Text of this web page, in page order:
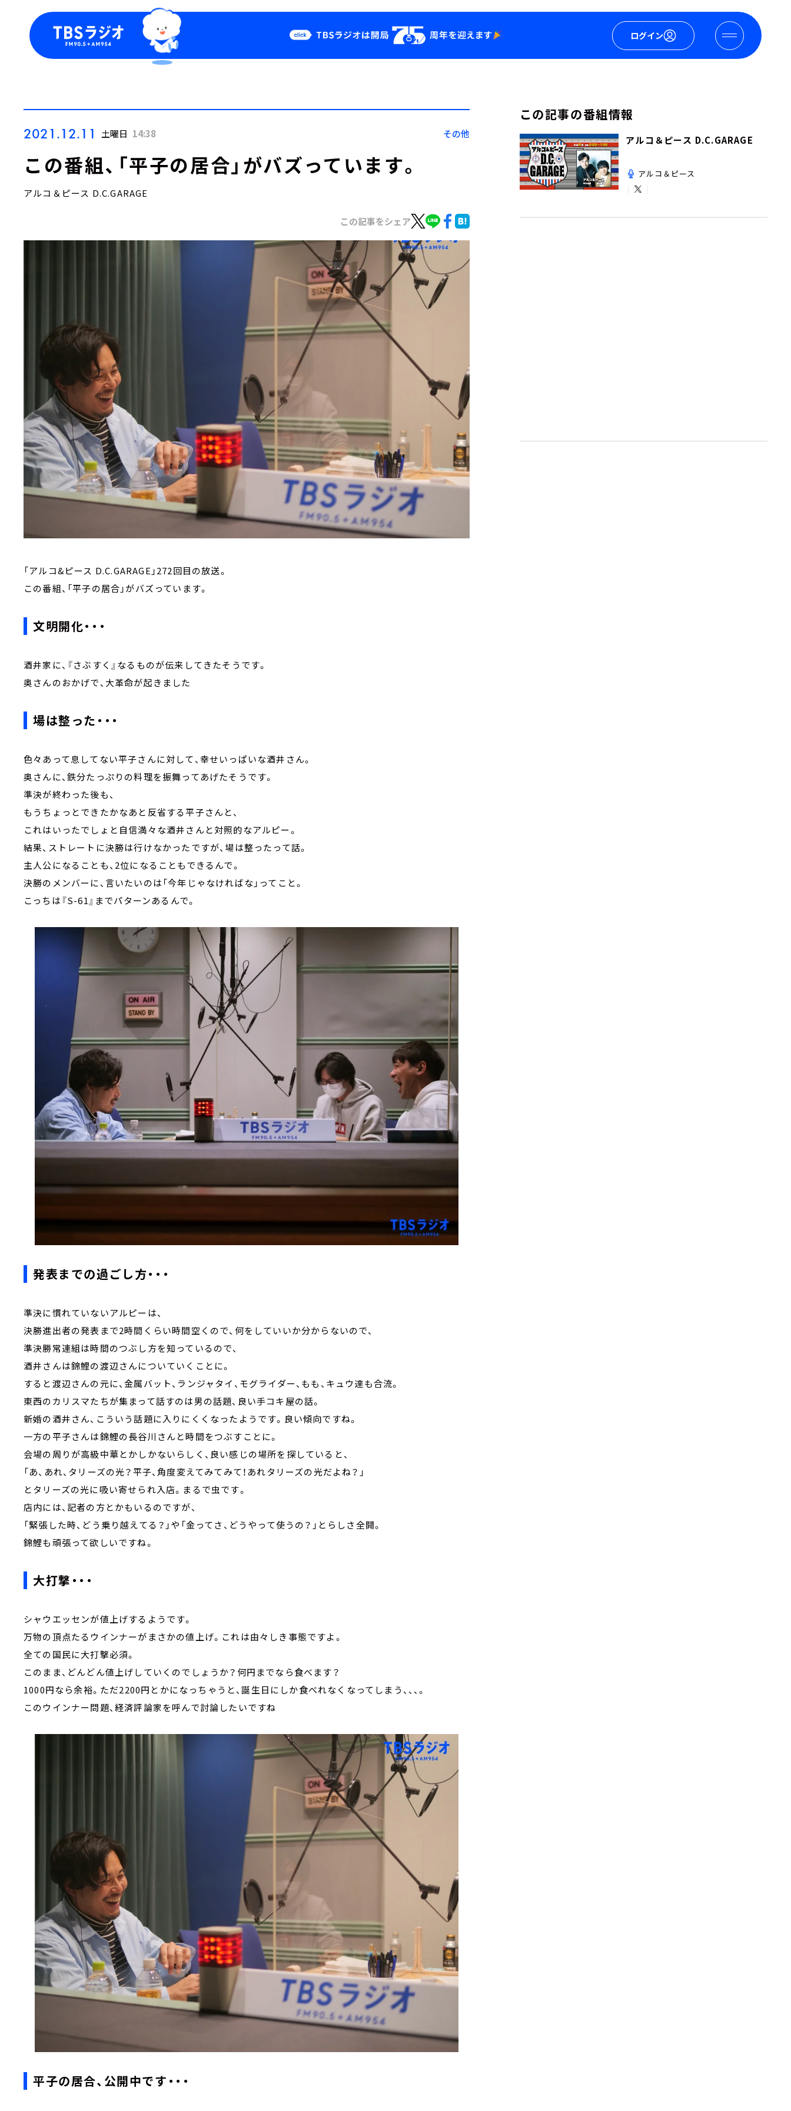
ログイン
Podcast
YouTube
2021.12.11 土曜日 14:38 その他
この番組、「平子の居合」がバズっています。
アルコ＆ピース D.C.GARAGE
この記事をシェア
「アルコ&ピース D.C.GARAGE」272回目の放送。
この番組、「平子の居合」がバズっています。
文明開化・・・
酒井家に、『さぶすく』なるものが伝来してきたそうです。
奥さんのおかげで、大革命が起きました
場は整った・・・
色々あって息してない平子さんに対して、幸せいっぱいな酒井さん。
奥さんに、鉄分たっぷりの料理を振舞ってあげたそうです。
準決が終わった後も、
もうちょっとできたかなあと反省する平子さんと、
これはいったでしょと自信満々な酒井さんと対照的なアルピー。
結果、ストレートに決勝は行けなかったですが、場は整ったって話。
主人公になることも、2位になることもできるんで。
決勝のメンバーに、言いたいのは「今年じゃなければな」ってこと。
こっちは『S-61』までパターンあるんで。
発表までの過ごし方・・・
準決に慣れていないアルピーは、
決勝進出者の発表まで2時間くらい時間空くので、何をしていいか分からないので、
準決勝常連組は時間のつぶし方を知っているので、
酒井さんは錦鯉の渡辺さんについていくことに。
すると渡辺さんの元に、金属バット、ランジャタイ、モグライダー、もも、キュウ達も合流。
東西のカリスマたちが集まって話すのは男の話題、良い手コキ屋の話。
新婚の酒井さん、こういう話題に入りにくくなったようです。良い傾向ですね。
一方の平子さんは錦鯉の長谷川さんと時間をつぶすことに。
会場の周りが高級中華とかしかないらしく、良い感じの場所を探していると、
「あ、あれ、タリーズの光？平子、角度変えてみてみて！あれタリーズの光だよね？」
とタリーズの光に吸い寄せられ入店。まるで虫です。
店内には、記者の方とかもいるのですが、
「緊張した時、どう乗り越えてる？」や「金ってさ、どうやって使うの？」とらしさ全開。
錦鯉も頑張って欲しいですね。
大打撃・・・
シャウエッセンが値上げするようです。
万物の頂点たるウインナーがまさかの値上げ。これは由々しき事態ですよ。
全ての国民に大打撃必須。
このまま、どんどん値上げしていくのでしょうか？何円までなら食べます？
1000円なら余裕。ただ2200円とかになっちゃうと、誕生日にしか食べれなくなってしまう、、、。
このウインナー問題、経済評論家を呼んで討論したいですね
平子の居合、公開中です・・・
この記事の番組情報
アルコ＆ピース D.C.GARAGE
アルコ＆ピース